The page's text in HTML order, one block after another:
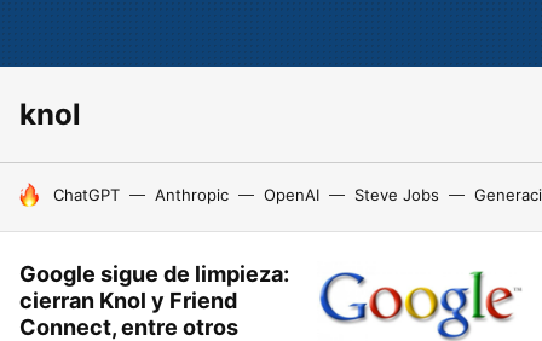
knol
HOY SE HABLA DE
ChatGPT Anthropic OpenAI Steve Jobs
Google sigue de limpieza:
cierran Knol y Friend
Connect, entre otros